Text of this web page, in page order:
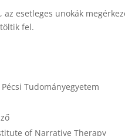
esetleges unokák
fel.
Tudományegyetem
of Narrative Therapy